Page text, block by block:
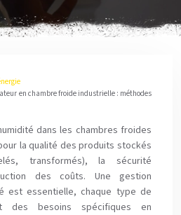
en chambre froide industrielle : méthodes
dans les chambres froides
la qualité des produits stockés
transformés), la sécurité
des coûts. Une gestion
est essentielle, chaque type de
des besoins spécifiques en